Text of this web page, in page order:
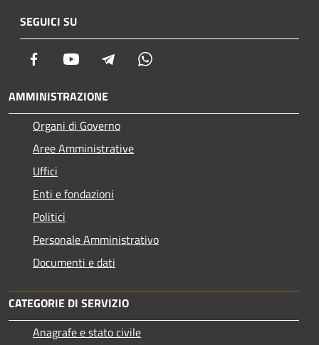
SEGUICI SU
Facebook Youtube Telegram
AMMINISTRAZIONE
Organi di Governo
Aree Amministrative
Uffici
Enti e fondazioni
Politici
Personale Amministrativo
Documenti e dati
CATEGORIE DI SERVIZIO
Anagrafe e stato civile